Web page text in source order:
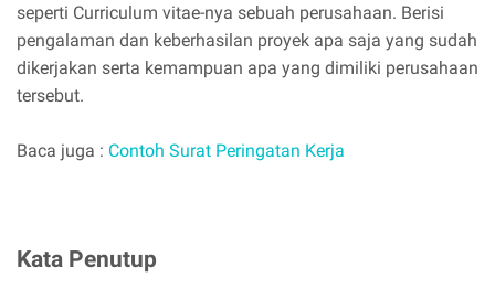
seperti Curriculum vitae-nya sebuah perusahaan. Berisi
pengalaman dan keberhasilan proyek apa saja yang sudah
dikerjakan serta kemampuan apa yang dimiliki perusahaan
tersebut.
Baca juga : Contoh Surat Peringatan Kerja
Kata Penutup